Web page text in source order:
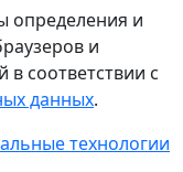
определения и
и
в соответствии с
данных.
технологии